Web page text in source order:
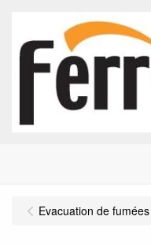
Evacuation de fumées